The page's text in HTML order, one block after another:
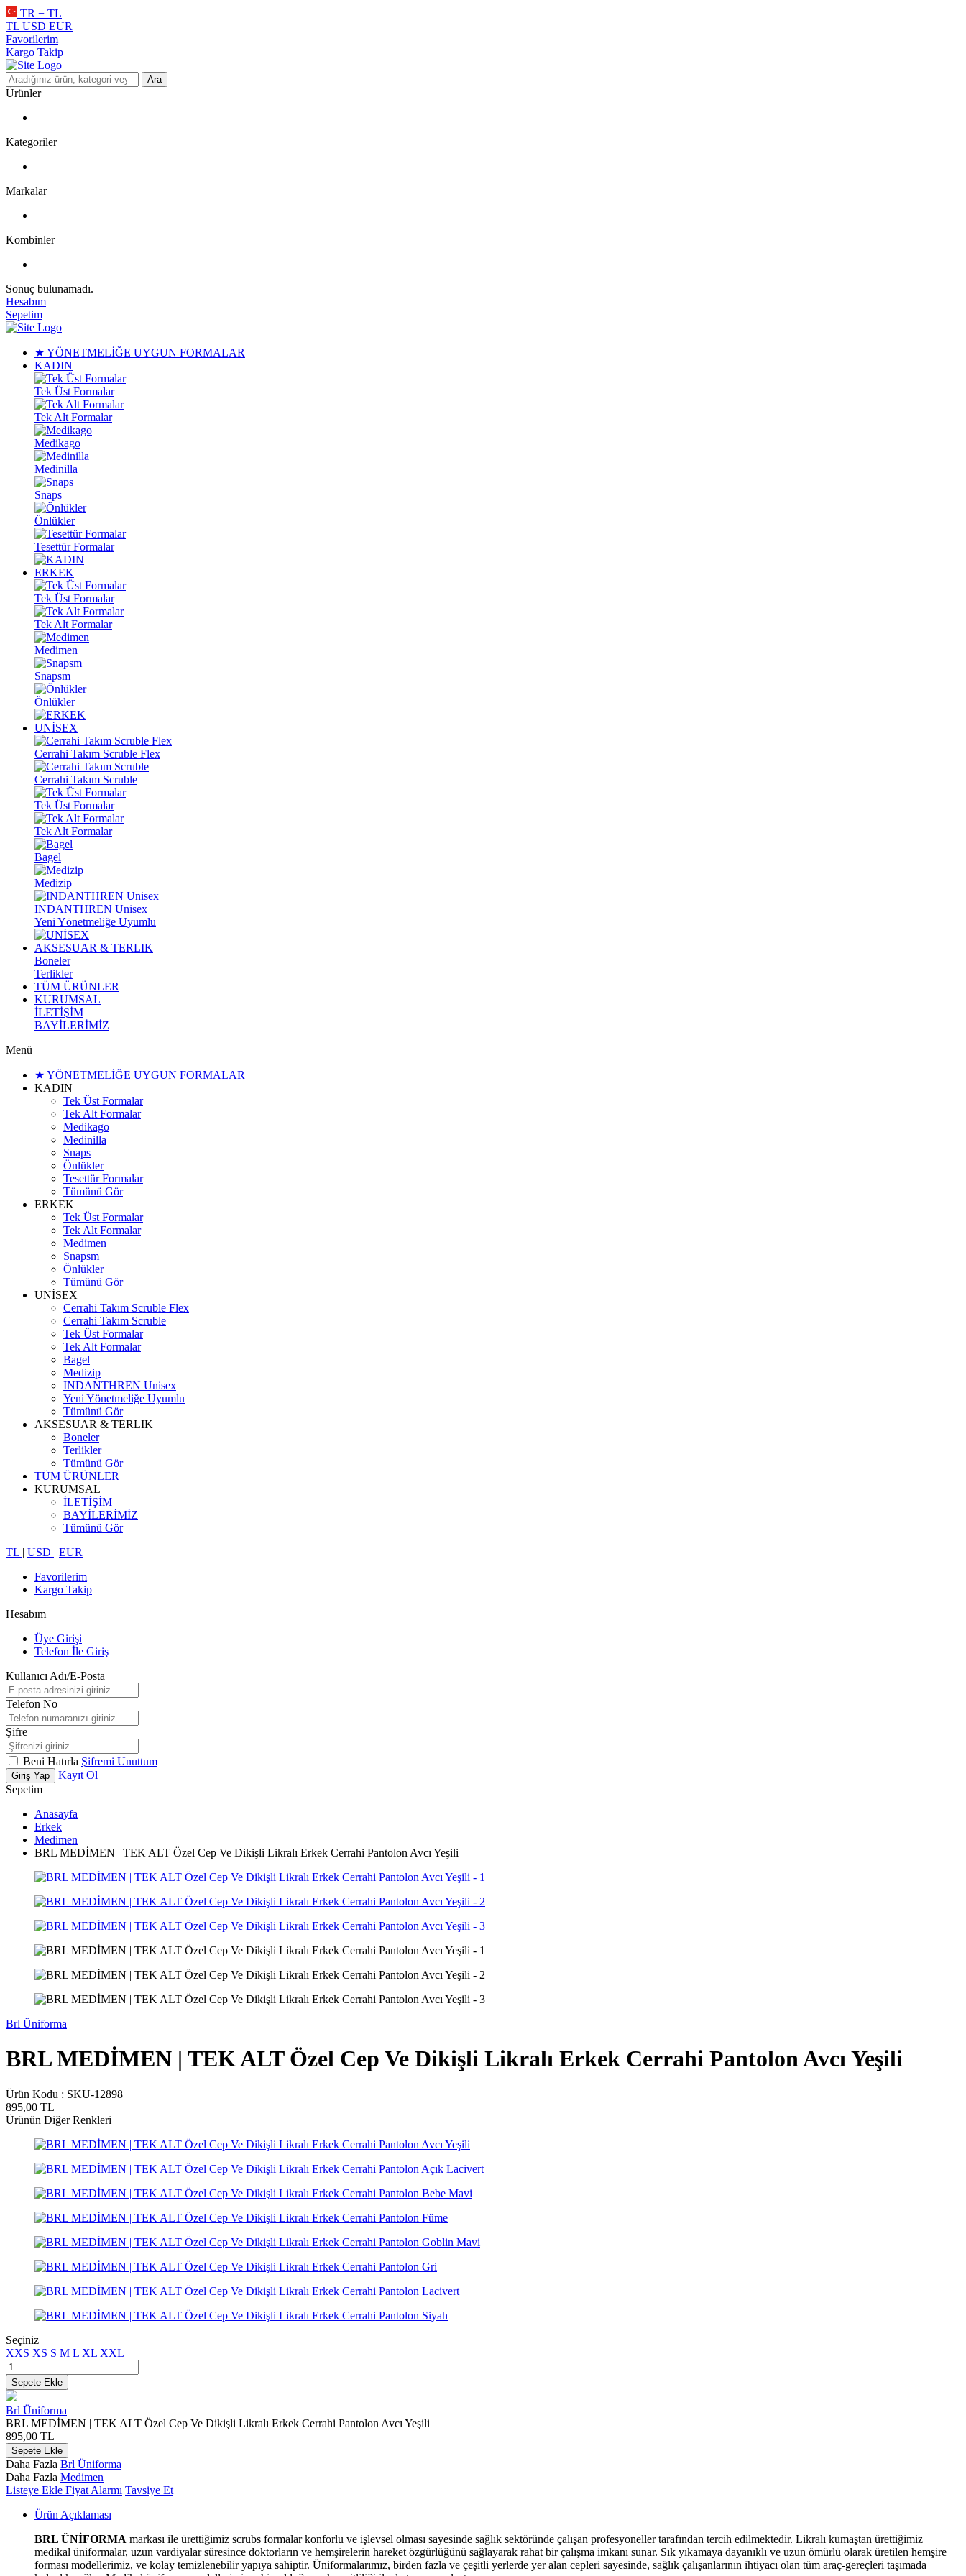
TR − TL
TL USD EUR
Favorilerim
Kargo Takip
Ara
Ürünler
Kategoriler
Markalar
Kombinler
Sonuç bulunamadı.
Hesabım
Sepetim
★ YÖNETMELİĞE UYGUN FORMALAR
KADIN
Tek Üst Formalar
Tek Alt Formalar
Medikago
Medinilla
Snaps
Önlükler
Tesettür Formalar
ERKEK
Tek Üst Formalar
Tek Alt Formalar
Medimen
Snapsm
Önlükler
UNİSEX
Cerrahi Takım Scruble Flex
Cerrahi Takım Scruble
Tek Üst Formalar
Tek Alt Formalar
Bagel
Medizip
INDANTHREN Unisex
Yeni Yönetmeliğe Uyumlu
AKSESUAR & TERLIK
Boneler
Terlikler
TÜM ÜRÜNLER
KURUMSAL
İLETİŞİM
BAYİLERİMİZ
Menü
★ YÖNETMELİĞE UYGUN FORMALAR
KADIN
Tek Üst Formalar
Tek Alt Formalar
Medikago
Medinilla
Snaps
Önlükler
Tesettür Formalar
Tümünü Gör
ERKEK
Tek Üst Formalar
Tek Alt Formalar
Medimen
Snapsm
Önlükler
Tümünü Gör
UNİSEX
Cerrahi Takım Scruble Flex
Cerrahi Takım Scruble
Tek Üst Formalar
Tek Alt Formalar
Bagel
Medizip
INDANTHREN Unisex
Yeni Yönetmeliğe Uyumlu
Tümünü Gör
AKSESUAR & TERLIK
Boneler
Terlikler
Tümünü Gör
TÜM ÜRÜNLER
KURUMSAL
İLETİŞİM
BAYİLERİMİZ
Tümünü Gör
TL | USD | EUR
Favorilerim
Kargo Takip
Hesabım
Üye Girişi
Telefon İle Giriş
Kullanıcı Adı/E-Posta
Telefon No
Şifre
Beni Hatırla Şifremi Unuttum
Giriş Yap
Kayıt Ol
Sepetim
Anasayfa
Erkek
Medimen
BRL MEDİMEN | TEK ALT Özel Cep Ve Dikişli Likralı Erkek Cerrahi Pantolon Avcı Yeşili
Brl Üniforma
BRL MEDİMEN | TEK ALT Özel Cep Ve Dikişli Likralı Erkek Cerrahi Pantolon Avcı Yeşili
Ürün Kodu : SKU-12898
895,00 TL
Ürünün Diğer Renkleri
Seçiniz
XXS XS S M L XL XXL
Sepete Ekle
Brl Üniforma
BRL MEDİMEN | TEK ALT Özel Cep Ve Dikişli Likralı Erkek Cerrahi Pantolon Avcı Yeşili
895,00 TL
Sepete Ekle
Daha Fazla Brl Üniforma
Daha Fazla Medimen
Listeye Ekle Fiyat Alarmı Tavsiye Et
Ürün Açıklaması
BRL ÜNİFORMA markası ile ürettiğimiz scrubs formalar konforlu ve işlevsel olması sayesinde sağlık sektöründe çalışan profesyoneller tarafından tercih edilmektedir. Likralı kumaştan ürettiğimiz
medikal üniformalar, uzun vardiyalar süresince doktorların ve hemşirelerin hareket özgürlüğünü sağlayarak rahat bir çalışma imkanı sunar. Sık yıkamaya dayanıklı ve uzun ömürlü olarak üretilen hemşire
forması modellerimiz, ve kolay temizlenebilir yapıya sahiptir. Üniformalarımız, birden fazla ve çeşitli yerlerde yer alan cepleri sayesinde, sağlık çalışanlarının ihtiyacı olan tüm araç-gereçleri taşımada